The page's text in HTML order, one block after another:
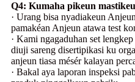
Q4: Kumaha pikeun
· Urang bisa nyadiakeun
pamakéan Anjeun atawa test
· Kami ngagaduhan set
diuji sareng disertipikasi ku
anjeun tiasa mésér kalayan
· Bakal aya laporan inspeksi